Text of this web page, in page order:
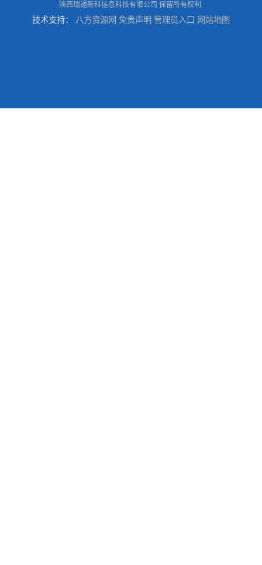
陕西瑞通新科信息科技有限公司 保留所有权利.
技术支持： 八方资源网 免责声明 管理员入口 网站地图